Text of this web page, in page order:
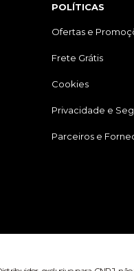
POLÍTICAS
Ofertas e
Frete Grátis
Cookies
Privacidade e
Parceiros e